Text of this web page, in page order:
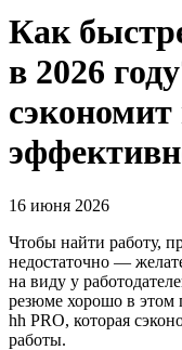
Как
в 2026
16 июня 2026
Чтобы найти работу,
недостаточно —
на виду у
резюме хорошо в этом
hh PRO, которая
работы.